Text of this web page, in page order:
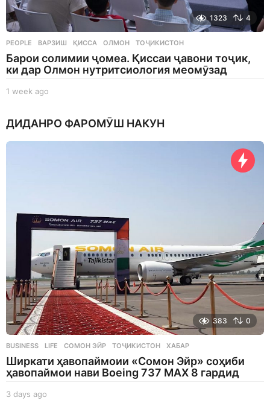
1323 4
PEOPLE ВАРЗИШ ,ҚИССА ,ОЛМОН ,ТОҶИКИСТОН
Барои солимии ҷомеа. Қиссаи ҷавони тоҷик,
ки дар Олмон нутритсиология меомӯзад
1 week ago
e
ДИДАНРО ФАРОМӮШ НАКУН
383 0
BUSINESS ,LIFE СОМОН ЭЙР ,ТОҶИКИСТОН ,ХАБАР
Ширкати ҳавопаймоии «Сомон Эйр» соҳиби
ҳавопаймои нави Boeing 737 MAX 8 гардид
3 days ago